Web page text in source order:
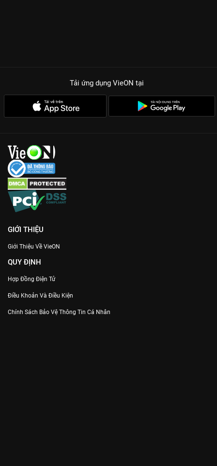
Tải ứng dụng VieON tại
GIỚI THIỆU
Giới Thiệu Về VieON
QUY ĐỊNH
Hợp Đồng Điện Tử
Điều Khoản Và Điều Kiện
Chính Sách Bảo Vệ Thông Tin Cá Nhân